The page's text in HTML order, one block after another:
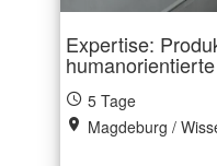
Expertise:
5 Tage
Magdeburg /